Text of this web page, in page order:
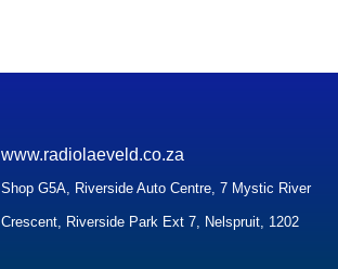
www.radiolaeveld.co.za
Shop G5A, Riverside Auto Centre, 7 Mystic River
Crescent, Riverside Park Ext 7, Nelspruit, 1202